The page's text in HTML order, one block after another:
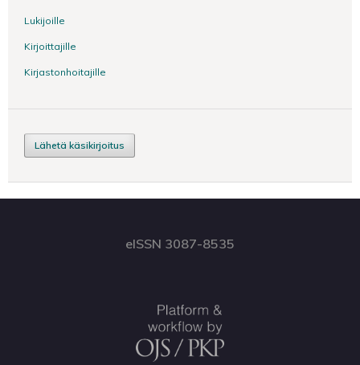
Lukijoille
Kirjoittajille
Kirjastonhoitajille
Lähetä käsikirjoitus
eISSN 3087-8535